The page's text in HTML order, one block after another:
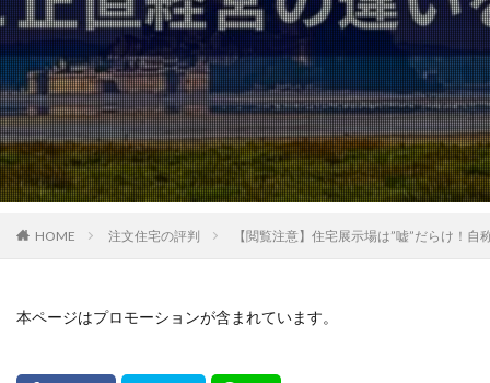
HOME 注文住宅の評判 【閲覧注意】住宅展示場は”嘘”だらけ！
本ページはプロモーションが含まれています。